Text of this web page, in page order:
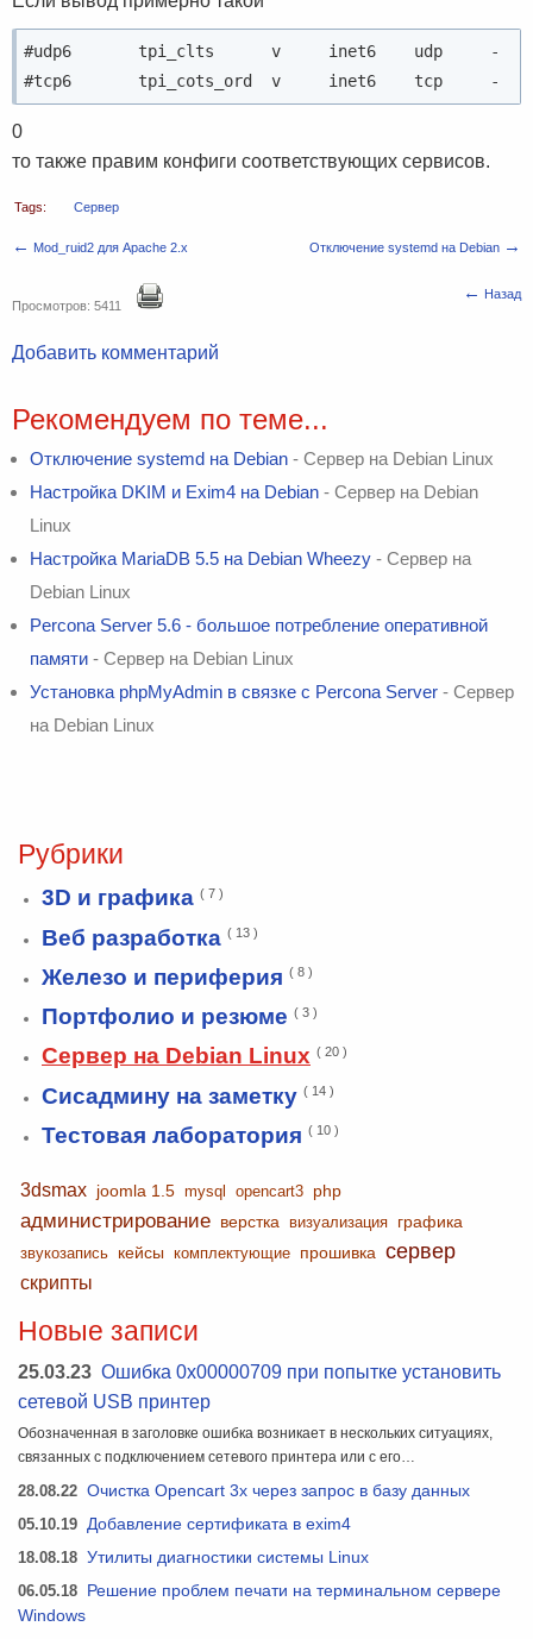
#udp6       tpi_clts      v     inet6    udp     -
0
то также правим конфиги соответствующих сервисов.
Tags: Сервер
← Mod_ruid2 для Apache 2.x Отключение systemd на Debian →
Просмотров: 5411
← Назад
Добавить комментарий
Рекомендуем по теме...
Отключение systemd на Debian - Сервер на Debian Linux
Настройка DKIM и Exim4 на Debian - Сервер на Debian
Linux
Настройка MariaDB 5.5 на Debian Wheezy - Сервер на
Debian Linux
Percona Server 5.6 - большое потребление оперативной
памяти - Сервер на Debian Linux
Установка phpMyAdmin в связке с Percona Server - Сервер
на Debian Linux
Рубрики
3D и графика ( 7 )
Веб разработка ( 13 )
Железо и периферия ( 8 )
Портфолио и резюме ( 3 )
Сервер на Debian Linux ( 20 )
Сисадмину на заметку ( 14 )
Тестовая лаборатория ( 10 )
3dsmax joomla 1.5 mysql opencart3 php
администрирование верстка визуализация графика
звукозапись кейсы комплектующие прошивка сервер
скрипты
Новые записи
25.03.23 Ошибка 0x00000709 при попытке установить
сетевой USB принтер
Обозначенная в заголовке ошибка возникает в нескольких ситуациях,
связанных с подключением сетевого принтера или с его…
28.08.22 Очистка Opencart 3x через запрос в базу данных
05.10.19 Добавление сертификата в exim4
18.08.18 Утилиты диагностики системы Linux
06.05.18
Решение проблем печати на терминальном сервере
Windows